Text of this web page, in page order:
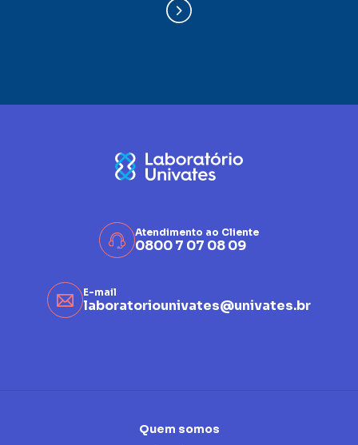
Atendimento ao Cliente
0800 7 07 08 09
E-mail
laboratoriounivates@univates.br
Quem somos